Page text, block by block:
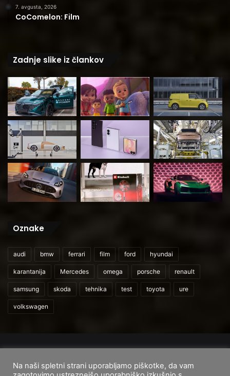
7. avgusta, 2026
CoComelon: Film
Zadnje slike iz člankov
Oznake
audi bmw ferrari film ford hyundai
karantanija Mercedes omega porsche renault
samsung skoda tehnika test toyota ure
volkswagen
Domov
O nas Cenik storitev Pogoji uporabe
Na naši spletni strani uporabljamo piškotke, da vam